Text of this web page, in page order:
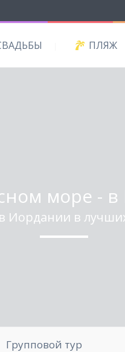
ПЛЯЖ
море - в
Иордании в
Групповой тур